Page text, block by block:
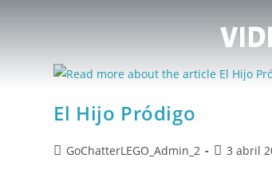
El Hijo Pródigo
GoChatterLEGO_Admin_2 3 abril